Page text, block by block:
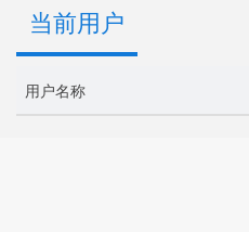
当前用户
用户名称